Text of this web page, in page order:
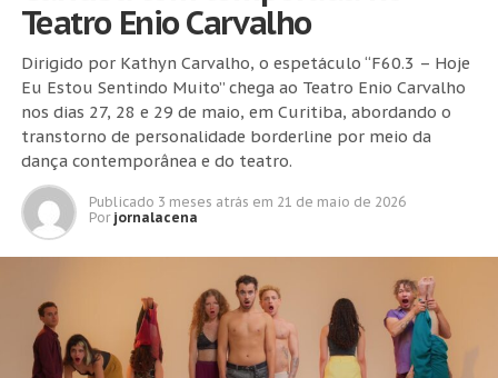
Teatro Enio Carvalho
Dirigido por Kathyn Carvalho, o espetáculo “F60.3 – Hoje
Eu Estou Sentindo Muito” chega ao Teatro Enio Carvalho
nos dias 27, 28 e 29 de maio, em Curitiba, abordando o
transtorno de personalidade borderline por meio da
dança contemporânea e do teatro.
Publicado 3 meses atrás em 21 de maio de 2026
Por jornalacena